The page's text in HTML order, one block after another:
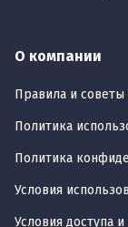
О компании
Правила и советы
Политика
Политика
Условия
Условия доступа